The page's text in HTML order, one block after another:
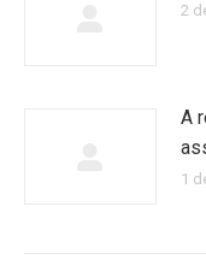
2
A
1